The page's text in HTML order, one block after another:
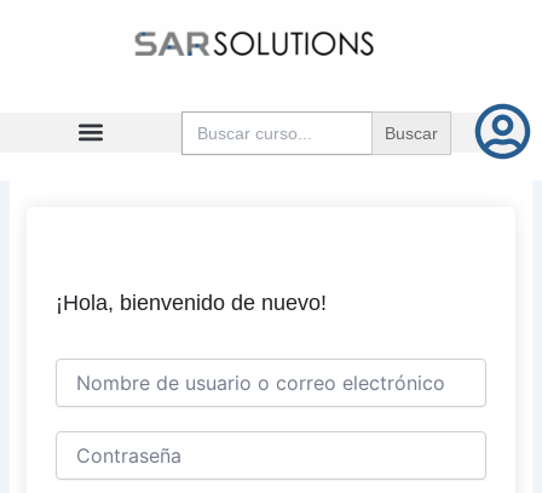
Buscar:
¡Hola, bienvenido de nuevo!